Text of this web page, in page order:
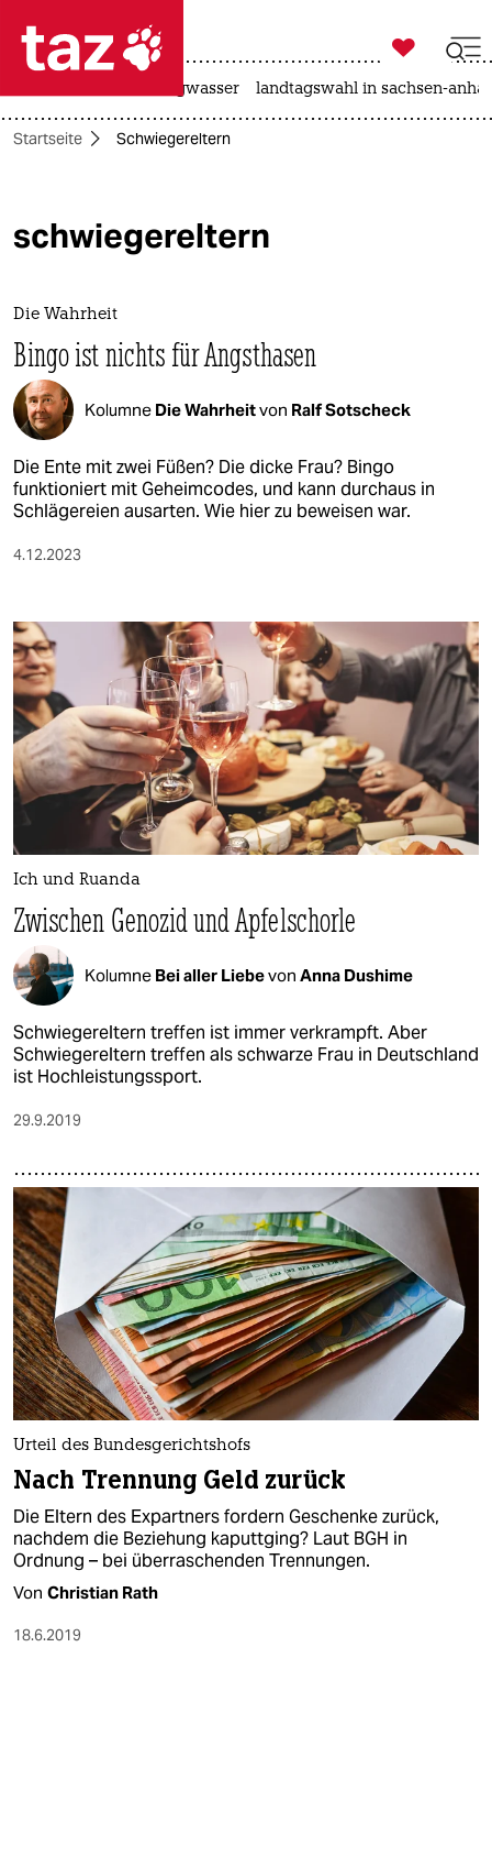
 taz zahl ich
taz zahl ich
politik
gesellschaft
kultur
sport
berlin
nord
verlag
verlag
veranstaltungen
shop
fragen & hilfe
unterstützen
abo
genossenschaft
epaper login

taz zahl ich
niedrigwasser landtagswahl in sachsen-
Startseite Schwiegereltern
schwiegereltern
Die Wahrheit
Bingo ist nichts für Angsthasen
Kolumne Die Wahrheitvon Ralf Sotscheck
Die Ente mit zwei Füßen? Die dicke Frau? Bingo
funktioniert mit Geheimcodes, und kann durchaus in
Schlägereien ausarten. Wie hier zu beweisen war.
4.12.2023
Ich und Ruanda
Zwischen Genozid und Apfelschorle
Kolumne Bei aller Liebevon Anna Dushime
Schwiegereltern treffen ist immer verkrampft. Aber
Schwiegereltern treffen als schwarze Frau in Deutschland
ist Hochleistungssport.
29.9.2019
Urteil des Bundesgerichtshofs
Nach Trennung Geld zurück
Die Eltern des Expartners fordern Geschenke zurück,
nachdem die Beziehung kaputtging? Laut BGH in
Ordnung – bei überraschenden Trennungen.
Von Christian Rath
18.6.2019